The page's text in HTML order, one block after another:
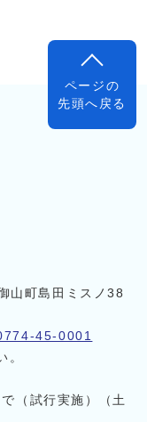
ページの
先頭へ戻る
山町島田ミスノ38
45-0001
。
（試行実施）（土